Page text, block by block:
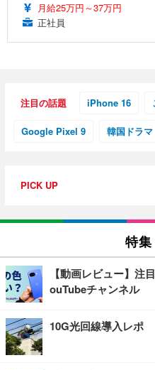
月給25万円～37万円
正社員
注目の話題 iPhone 16
Google Pixel 9 韓国ドラマ
PICK UP
特集
【動画レビュー】注
ouTubeチャンネル
10G光回線導入レポ